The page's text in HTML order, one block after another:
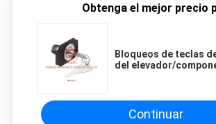
Obtenga el mejor precio
Bloqueos de teclas
del elevador/
Continuar